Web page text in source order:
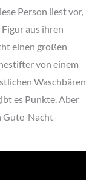
Person liest vor,
aus ihren
einen großen
von einem
Waschbären
es Punkte. Aber
Gute-Nacht-